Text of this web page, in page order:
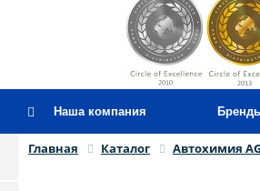
Наша компания
Главная Каталог Автохимия